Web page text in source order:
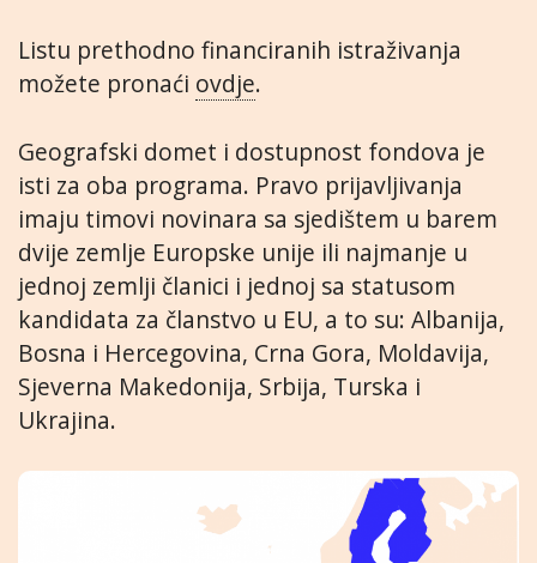
Listu prethodno financiranih istraživanja
možete pronaći ovdje.
Geografski domet i dostupnost fondova je
isti za oba programa. Pravo prijavljivanja
imaju timovi novinara sa sjedištem u barem
dvije zemlje Europske unije ili najmanje u
jednoj zemlji članici i jednoj sa statusom
kandidata za članstvo u EU, a to su: Albanija,
Bosna i Hercegovina, Crna Gora, Moldavija,
Sjeverna Makedonija, Srbija, Turska i
Ukrajina.